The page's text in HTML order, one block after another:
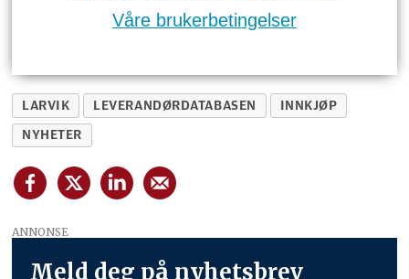
Våre brukerbetingelser
LARVIK LEVERANDØRDATABASEN INNKJØP
NYHETER
ANNONSE
Meld deg på nyhetsbrev